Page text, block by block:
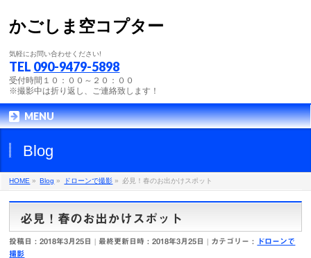
かごしま空コプター
気軽にお問い合わせください!
TEL 090-9479-5898
受付時間１０：００～２０：００
※撮影中は折り返し、ご連絡致します！
MENU
Blog
HOME » Blog » ドローンで撮影 » 必見！春のお出かけスポット
必見！春のお出かけスポット
投稿日 : 2018年3月25日 最終更新日時 : 2018年3月25日 カテゴリー :
ドローンで
撮影